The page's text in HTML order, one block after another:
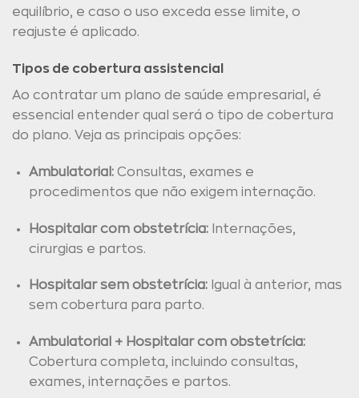
equilíbrio, e caso o uso exceda esse limite, o
reajuste é aplicado.
Tipos de cobertura assistencial
Ao contratar um plano de saúde empresarial, é
essencial entender qual será o tipo de cobertura
do plano. Veja as principais opções:
Ambulatorial:Consultas, exames e
procedimentos que não exigem internação.
Hospitalar com obstetrícia:Internações,
cirurgias e partos.
Hospitalar sem obstetrícia:Igual à anterior, mas
sem cobertura para parto.
Ambulatorial + Hospitalar com obstetrícia:
Cobertura completa, incluindo consultas,
exames, internações e partos.